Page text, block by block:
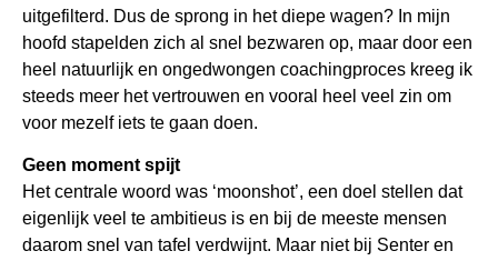
uitgefilterd. Dus de sprong in het diepe wagen? In mijn
hoofd stapelden zich al snel bezwaren op, maar door een
heel natuurlijk en ongedwongen coachingproces kreeg ik
steeds meer het vertrouwen en vooral heel veel zin om
voor mezelf iets te gaan doen.
Geen moment spijt
Het centrale woord was ‘moonshot’, een doel stellen dat
eigenlijk veel te ambitieus is en bij de meeste mensen
daarom snel van tafel verdwijnt. Maar niet bij Senter en